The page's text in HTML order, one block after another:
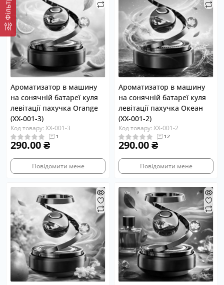
Фiльтр
Ароматизатор в машину
на сонячній батареї куля
левітації пахучка Orange
(XX-001-3)
Код товару: XX-001-3
1
290.00 ₴
Повідомити мене
Ароматизатор в машину
на сонячній батареї куля
левітації пахучка Океан
(XX-001-2)
Код товару: XX-001-2
12
290.00 ₴
Повідомити мене
Хіт